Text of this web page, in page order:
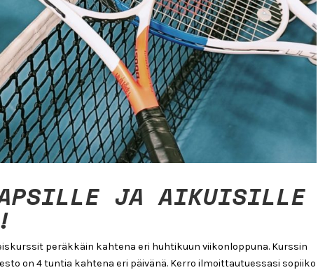
JA AIKUISILLE
peräkkäin kahtena eri huhtikuun viikonloppuna. Kurssin
on 4 tuntia kahtena eri päivänä. Kerro ilmoittautuessasi sopiiko